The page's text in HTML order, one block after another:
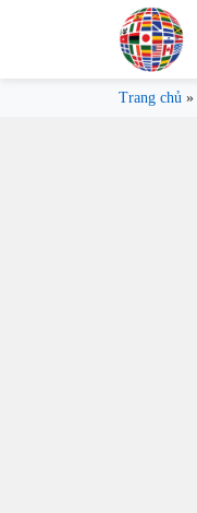
Trang chủ »